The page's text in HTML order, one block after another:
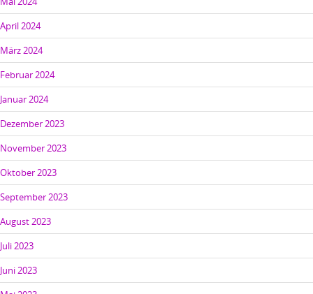
April 2024
März 2024
Februar 2024
Januar 2024
Dezember 2023
November 2023
Oktober 2023
September 2023
August 2023
Juli 2023
Juni 2023